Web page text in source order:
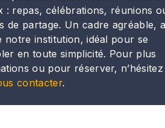
: repas, célébrations, réunions
de partage. Un cadre agréable,
institution, idéal pour se
en toute simplicité. Pour plus
ou pour réserver, n’hésitez
contacter.